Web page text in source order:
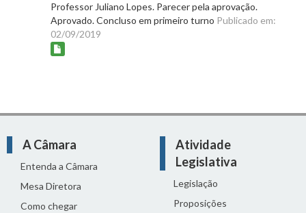
Professor Juliano Lopes. Parecer pela aprovação.
Aprovado. Concluso em primeiro turno Publicado em:
02/09/2019
A Câmara
Entenda a Câmara
Mesa Diretora
Como chegar
Atividade
Legislativa
Legislação
Proposições